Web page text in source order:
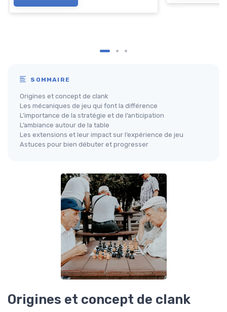
SOMMAIRE
Origines et concept de clank
Les mécaniques de jeu qui font la différence
L’importance de la stratégie et de l’anticipation
L’ambiance autour de la table
Les extensions et leur impact sur l’expérience de jeu
Astuces pour bien débuter et progresser
Origines et concept de clank